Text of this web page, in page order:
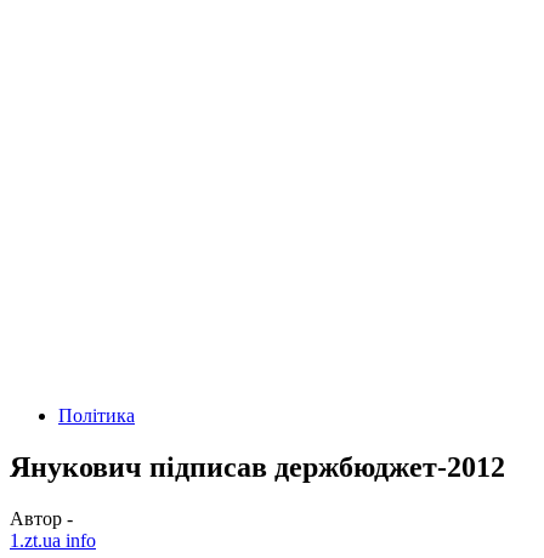
Політика
Янукович підписав держбюджет-2012
Автор -
1.zt.ua info